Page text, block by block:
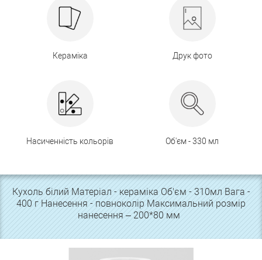
Кераміка Друк фото
Насиченність кольорів Об'єм - 330 мл
Кухоль білий Матеріал - кераміка Об'єм - 310мл Вага -
400 г Нанесення - повноколір Максимальний розмір
нанесення – 200*80 мм